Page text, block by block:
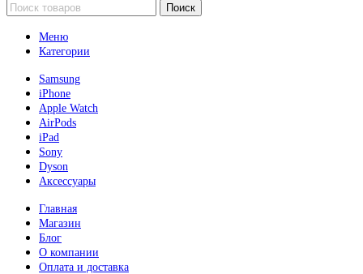
Поиск
Меню
Категории
Samsung
iPhone
Apple Watch
AirPods
iPad
Sony
Dyson
Аксессуары
Главная
Магазин
Блог
О компании
Оплата и доставка